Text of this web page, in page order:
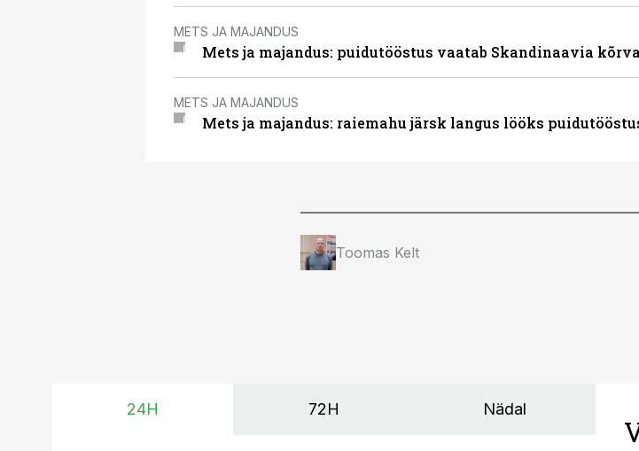
METS JA MAJANDUS
Mets ja majandus: puidutööstus vaatab Skandinaavia
METS JA MAJANDUS
Mets ja majandus: raiemahu järsk langus lööks
Toomas Kelt
24H 72H Nädal